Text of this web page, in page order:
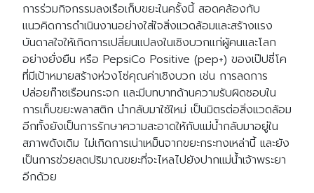
การร่วมกิจกรรมลงเรือเก็บขยะในครั้งนี้ สอดคล้องกับ
แนวคิดการดำเนินงานอย่างใส่ใจสิ่งแวดล้อมและสร้างแรง
บันดาลใจให้เกิดการเปลี่ยนแปลงในเชิงบวกแก่ผู้คนและโลก
อย่างยั่งยืน หรือ PepsiCo Positive (pep+) ของเป๊ปซี่โค
ที่มีเป้าหมายสร้างห่วงโซ่คุณค่าเชิงบวก เช่น การลดการ
ปล่อยก๊าซเรือนกระจก และมีบทบาทด้านความรับผิดชอบใน
การเก็บขยะพลาสติก นำกลับมาใช้ใหม่ เป็นมิตรต่อสิ่งแวดล้อม
อีกทั้งยังเป็นการรักษาความสะอาดให้กับแม่น้ำกลับมาอยู่ใน
สภาพดังเดิม ไม่เกิดการเน่าเหม็นจากขยะกระทงเหล่านี้ และยัง
เป็นการช่วยลดปริมาณขยะที่จะไหลไปยังปากแม่น้ำเจ้าพระยา
อีกด้วย